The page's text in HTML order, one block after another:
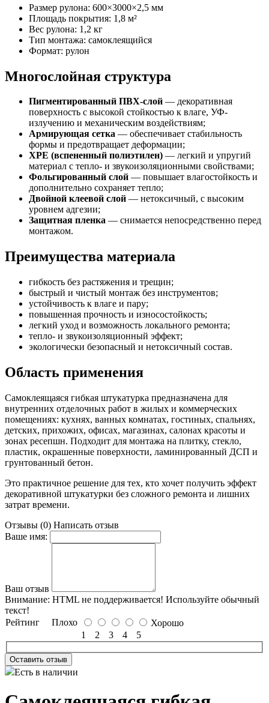
Размер рулона: 600×3000×2,5 мм
Площадь покрытия: 1,8 м²
Вес рулона: 1,2 кг
Тип монтажа: самоклеящийся
Формат: рулон
Многослойная структура
Пигментированный ПВХ-слой — декоративная
поверхность с высокой стойкостью к влаге, УФ-
излучению и механическим воздействиям;
Армирующая сетка — обеспечивает стабильность
формы и предотвращает деформации;
ХРЕ (вспененный полиэтилен) — легкий и упругий
материал с тепло- и звукоизоляционными свойствами;
Фольгированный слой — повышает влагостойкость и
дополнительно сохраняет тепло;
Двойной клеевой слой — нетоксичный, с высоким
уровнем адгезии;
Защитная пленка — снимается непосредственно перед
монтажом.
Преимущества материала
гибкость без растяжения и трещин;
быстрый и чистый монтаж без инструментов;
устойчивость к влаге и пару;
повышенная прочность и износостойкость;
легкий уход и возможность локального ремонта;
тепло- и звукоизоляционный эффект;
экологически безопасный и нетоксичный состав.
Область применения
Самоклеящаяся гибкая штукатурка предназначена для
внутренних отделочных работ в жилых и коммерческих
помещениях: кухнях, ванных комнатах, гостиных, спальнях,
детских, прихожих, офисах, магазинах, салонах красоты и
зонах ресепшн. Подходит для монтажа на плитку, стекло,
пластик, окрашенные поверхности, ламинированный ДСП и
грунтованный бетон.
Это практичное решение для тех, кто хочет получить эффект
декоративной штукатурки без сложного ремонта и лишних
затрат времени.
Отзывы (0) Написать отзыв
Ваше имя:
Ваш отзыв
Внимание: HTML не поддерживается! Используйте обычный
текст!
Рейтинг Плохо
Хорошо
1
2 3 4 5
Оставить отзыв
Есть в наличии